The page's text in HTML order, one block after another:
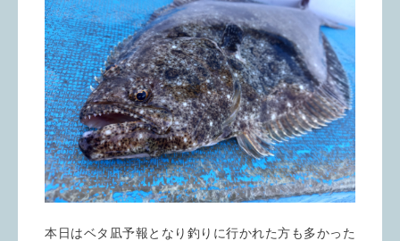
本日はベタ凪予報となり釣りに行かれた方も多かった